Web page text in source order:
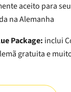
aceito para
na Alemanha
Package: inclui
gratuita e